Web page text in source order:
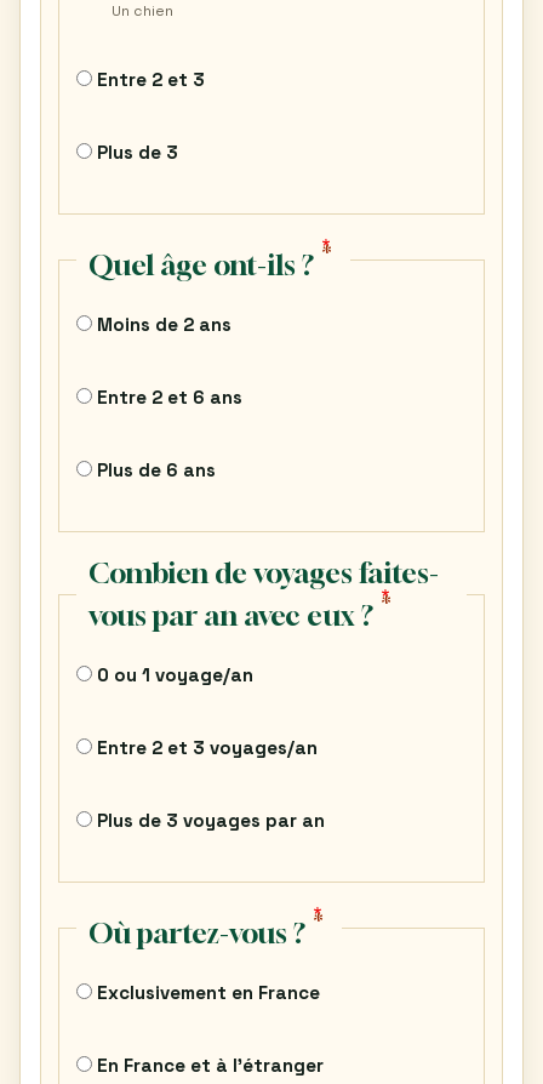
Un chien
Entre 2 et 3
Plus de 3
Quel âge ont-ils ?
Moins de 2 ans
Entre 2 et 6 ans
Plus de 6 ans
Combien de voyages faites-
vous par an avec eux ?
0 ou 1 voyage/an
Entre 2 et 3 voyages/an
Plus de 3 voyages par an
Où partez-vous ?
Exclusivement en France
En France et à l’étranger